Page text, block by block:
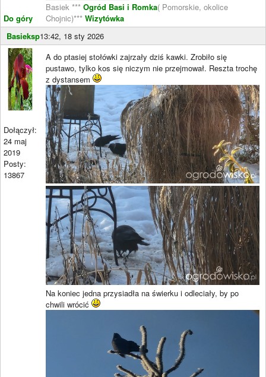
Do góry
Basiek *** Ogród Basi i Romka( Pomorskie, okolice
Chojnic)*** Wizytówka
Basieksp13:42, 18 sty 2026
Dołączył:
24 maj
2019
Posty:
13867
A do ptasiej stołówki zajrzały dziś kawki. Zrobiło się
pustawo, tylko kos się niczym nie przejmował. Reszta trochę
z dystansem
Na koniec jedna przysiadła na świerku i odleciały, by po
chwili wrócić